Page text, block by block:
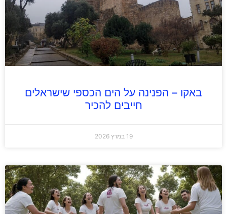
באקו – הפנינה על הים הכספי שישראלים
חייבים להכיר
19 במרץ 2026